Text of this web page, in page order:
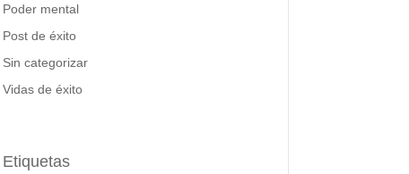
Poder mental
Post de éxito
Sin categorizar
Vidas de éxito
Etiquetas